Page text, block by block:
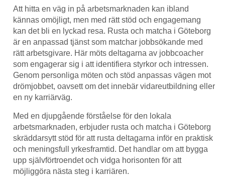
Att hitta en väg in på arbetsmarknaden kan ibland
kännas omöjligt, men med rätt stöd och engagemang
kan det bli en lyckad resa. Rusta och matcha i Göteborg
är en anpassad tjänst som matchar jobbsökande med
rätt arbetsgivare. Här möts deltagarna av jobbcoacher
som engagerar sig i att identifiera styrkor och intressen.
Genom personliga möten och stöd anpassas vägen mot
drömjobbet, oavsett om det innebär vidareutbildning eller
en ny karriärväg.
Med en djupgående förståelse för den lokala
arbetsmarknaden, erbjuder rusta och matcha i Göteborg
skräddarsytt stöd för att rusta deltagarna inför en praktisk
och meningsfull yrkesframtid. Det handlar om att bygga
upp självförtroendet och vidga horisonten för att
möjliggöra nästa steg i karriären.